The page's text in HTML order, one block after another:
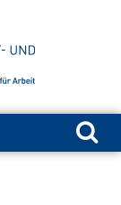
Suchen nach: